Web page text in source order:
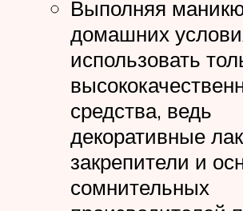
Выполняя
домашних
использовать
средства, ведь
декоративные
закрепители и
сомнительных